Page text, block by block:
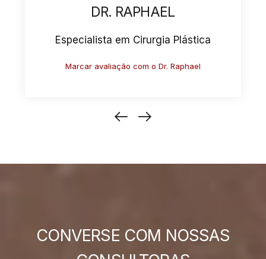
DR. ANTONIO
Especialista em Cirurgia Plástica
Marcar avaliação com o Dr. Antonio
CONVERSE COM NOSSAS